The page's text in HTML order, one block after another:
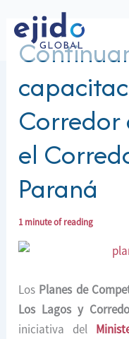
contenido
Corredor
el
Paraná
1 minute of reading
Los Planes de
Los Lagos y
iniciativa del